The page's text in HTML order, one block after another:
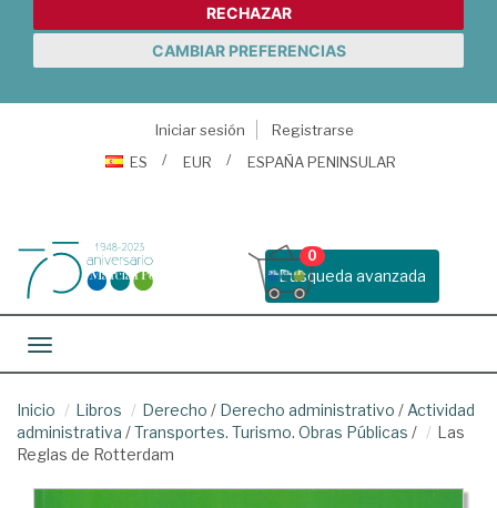
RECHAZAR
CAMBIAR PREFERENCIAS
Iniciar sesión
Registrarse
ES
EUR ESPAÑA PENINSULAR
Busqueda avanzada
0
Toggle navigation
Inicio Libros Derecho / Derecho administrativo / Actividad
administrativa /Transportes. Turismo. Obras Públicas /
Las
Reglas de Rotterdam